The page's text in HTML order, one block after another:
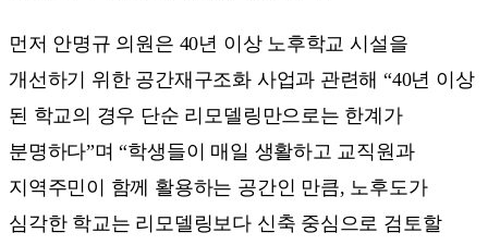
먼저 안명규 의원은 40년 이상 노후학교 시설을
개선하기 위한 공간재구조화 사업과 관련해 “40년 이상
된 학교의 경우 단순 리모델링만으로는 한계가
분명하다”며 “학생들이 매일 생활하고 교직원과
지역주민이 함께 활용하는 공간인 만큼, 노후도가
심각한 학교는 리모델링보다 신축 중심으로 검토할